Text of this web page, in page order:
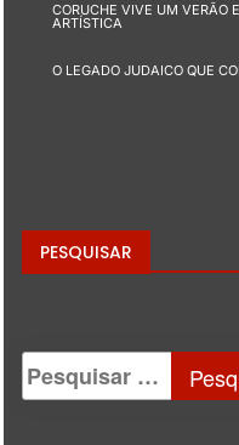
CORUCHE VIVE UM VERÃO
ARTÍSTICA
O LEGADO JUDAICO QUE
PESQUISAR